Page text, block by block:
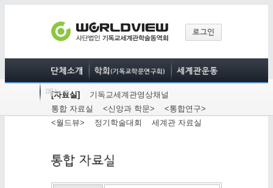
[자료실]
기독교세계관영상채널
통합 자료실
<신앙과 학문>
<통합연구>
<월드뷰>
정기학술대회 세계관 자료실